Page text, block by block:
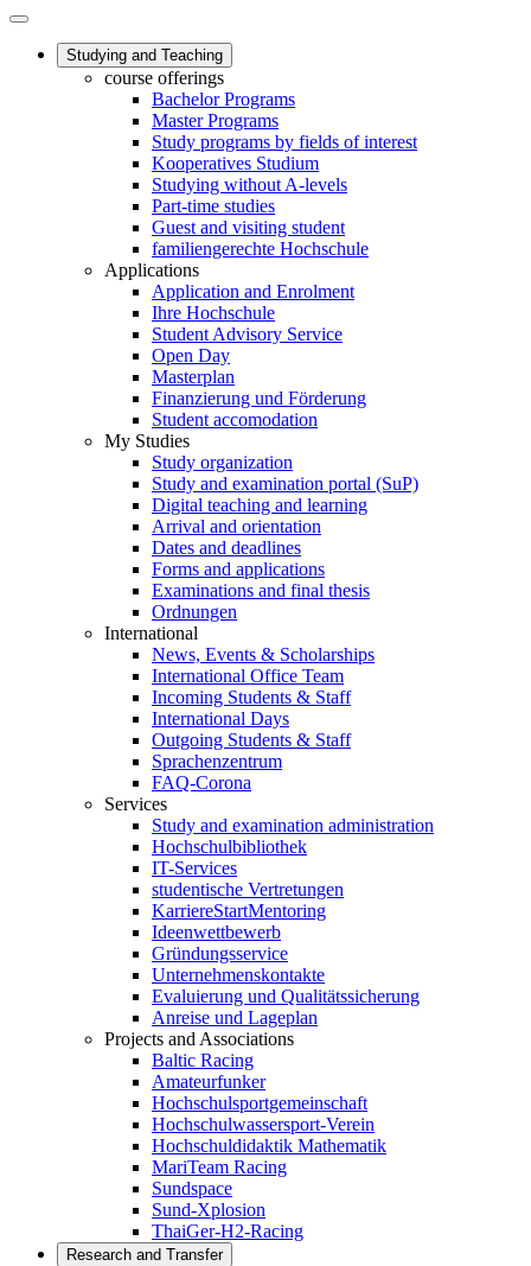
Studying and Teaching
course offerings
Bachelor Programs
Master Programs
Study programs by fields of interest
Kooperatives Studium
Studying without A-levels
Part-time studies
Guest and visiting student
familiengerechte Hochschule
Applications
Application and Enrolment
Ihre Hochschule
Student Advisory Service
Open Day
Masterplan
Finanzierung und Förderung
Student accomodation
My Studies
Study organization
Study and examination portal (SuP)
Digital teaching and learning
Arrival and orientation
Dates and deadlines
Forms and applications
Examinations and final thesis
Ordnungen
International
News, Events & Scholarships
International Office Team
Incoming Students & Staff
International Days
Outgoing Students & Staff
Sprachenzentrum
FAQ-Corona
Services
Study and examination administration
Hochschulbibliothek
IT-Services
studentische Vertretungen
KarriereStartMentoring
Ideenwettbewerb
Gründungsservice
Unternehmenskontakte
Evaluierung und Qualitätssicherung
Anreise und Lageplan
Projects and Associations
Baltic Racing
Amateurfunker
Hochschulsportgemeinschaft
Hochschulwassersport-Verein
Hochschuldidaktik Mathematik
MariTeam Racing
Sundspace
Sund-Xplosion
ThaiGer-H2-Racing
Research and Transfer